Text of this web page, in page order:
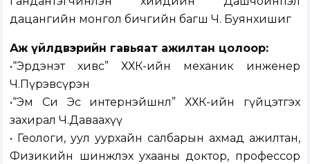
дацангийн монгол бичгийн багш Ч. Буянхишиг
Аж үйлдвэрийн гавьяат ажилтан цолоор:
•“Эрдэнэт хивс” ХХК-ийн механик инженер
Ч.Пүрэвсүрэн
•“Эм Си Эс интернэйшнл” ХХК-ийн гүйцэтгэх
захирал Ч.Даваахүү
• Геологи, уул уурхайн салбарын ахмад ажилтан,
Физикийн шинжлэх ухааны доктор, профессор